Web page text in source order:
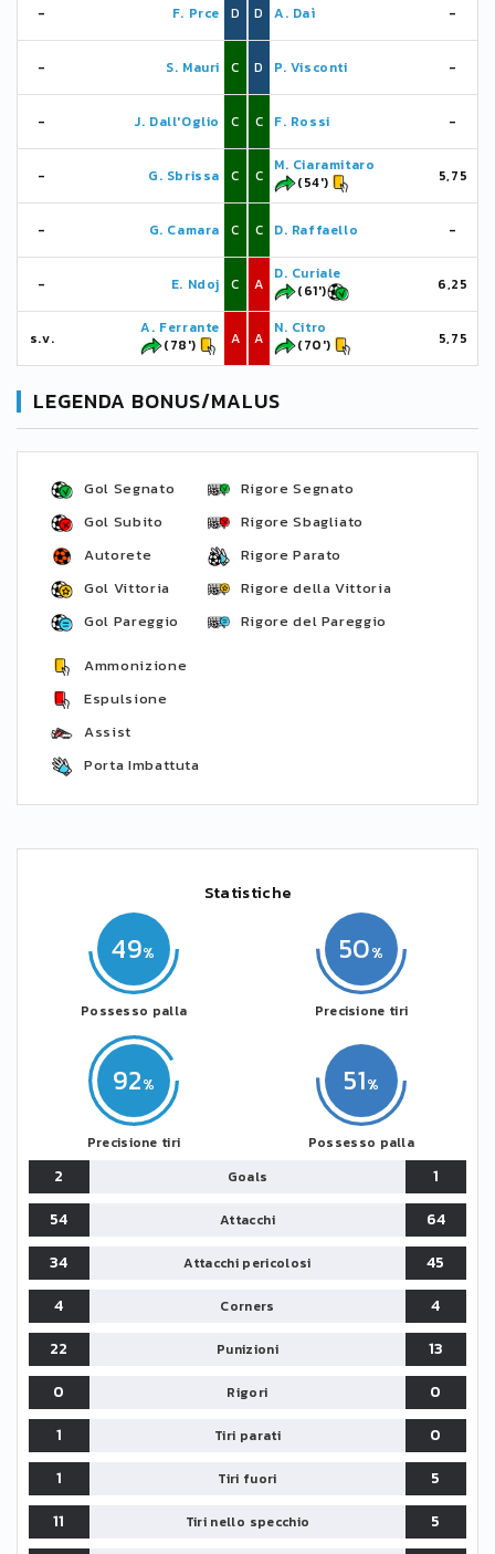
- F. Prce D
- S. Mauri C
- J. Dall'Oglio C
- G. Sbrissa C
- G. Camara C
- E. Ndoj C
s.v.
A. Ferrante
(78')
A
D A. Daì -
D P. Visconti -
C F. Rossi -
C
M. Ciaramitaro
(54')
5,75
C D. Raffaello -
A
D. Curiale
(61')
6,25
A
N. Citro
(70')
5,75
LEGENDA BONUS/MALUS
Gol Segnato
Gol Subito
Autorete
Gol Vittoria
Gol Pareggio
Rigore Segnato
Rigore Sbagliato
Rigore Parato
Rigore della Vittoria
Rigore del Pareggio
Ammonizione
Espulsione
Assist
Porta Imbattuta
Statistiche
49
Possesso palla
92
Precisione tiri
51
Possesso palla
50
Precisione tiri
2 Goals
1
54
Attacchi
64
34
Attacchi pericolosi
45
4
Corners
4
22
Punizioni
13
0
Rigori
0
1
Tiri parati
0
1
Tiri fuori
5
11
Tiri nello specchio
5